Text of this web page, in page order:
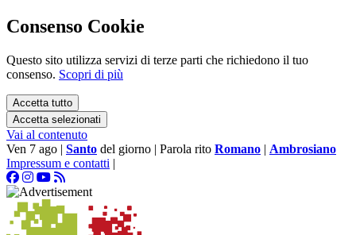
Consenso Cookie
Questo sito utilizza servizi di terze parti che richiedono il tuo
consenso. Scopri di più
Accetta tutto
Accetta selezionati
Vai al contenuto
Ven 7 ago | Santo del giorno | Parola rito Romano | Ambrosiano
Impressum e contatti |